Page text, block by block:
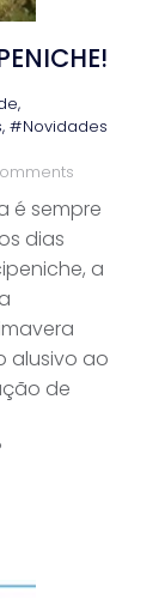
,
, #Novidades
é sempre
dias
a
alusivo ao
de